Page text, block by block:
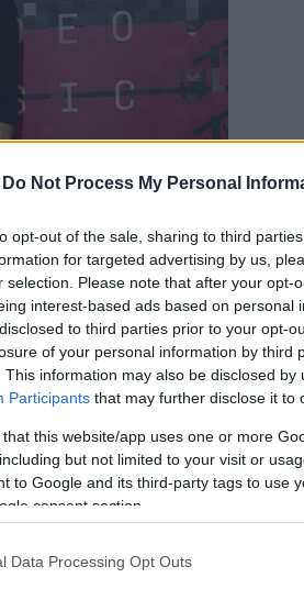
Do Not Process My Personal
opt-out of the sale, sharing to third
for targeted advertising by us,
selection. Please note that after your opt-
interest-based ads based on personal
to third parties prior to your opt-
of your personal information by third
This information may also be disclosed
Participants that may further disclose it to
that this website/app uses one or more
but not limited to your visit or
to Google and its third-party tags to use
consent section.
Data Processing Opt Outs